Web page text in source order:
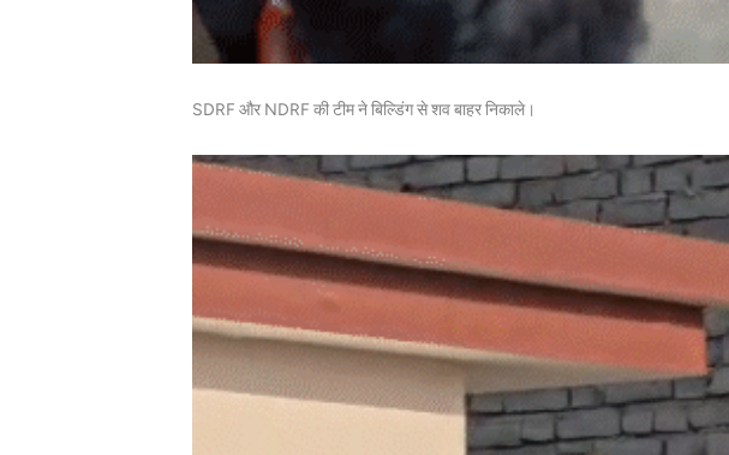
SDRF और NDRF की टीम ने बिल्डिंग से शव बाहर निकाले।